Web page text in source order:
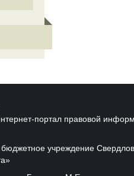
портал правовой
бюджетное учреждение